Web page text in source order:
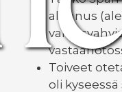
alennus
Toiveet
oli